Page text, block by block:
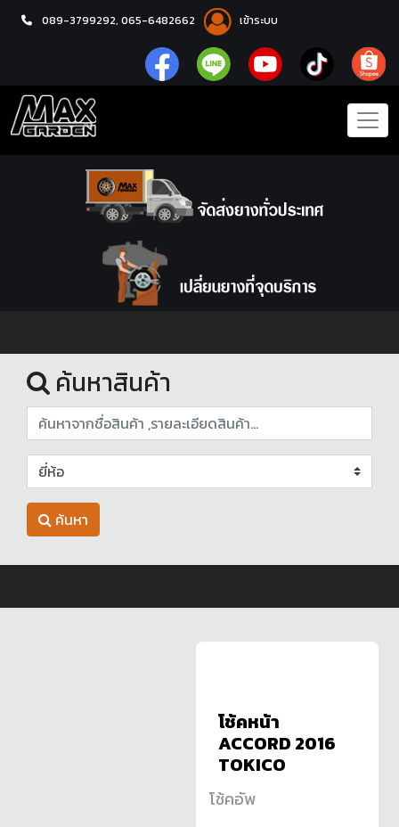
089-3799292, 065-6482662 เข้าระบบ
หน้าแรก
ค้นหาสินค้า
ค้นหา
โช้คหน้า
ACCORD 2016
TOKICO
โช้คอัพ